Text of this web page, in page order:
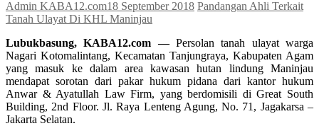
Admin KABA12.com18 September 2018 Pandangan Ahli Terkait
Tanah Ulayat Di KHL Maninjau
Lubukbasung, KABA12.com —Persolan tanah ulayat warga
Nagari Kotomalintang, Kecamatan Tanjungraya, Kabupaten Agam
yang masuk ke dalam area kawasan hutan lindung Maninjau
mendapat sorotan dari pakar hukum pidana dari kantor hukum
Anwar & Ayatullah Law Firm, yang berdomisili di Great South
Building, 2nd Floor. Jl. Raya Lenteng Agung, No. 71, Jagakarsa –
Jakarta Selatan.